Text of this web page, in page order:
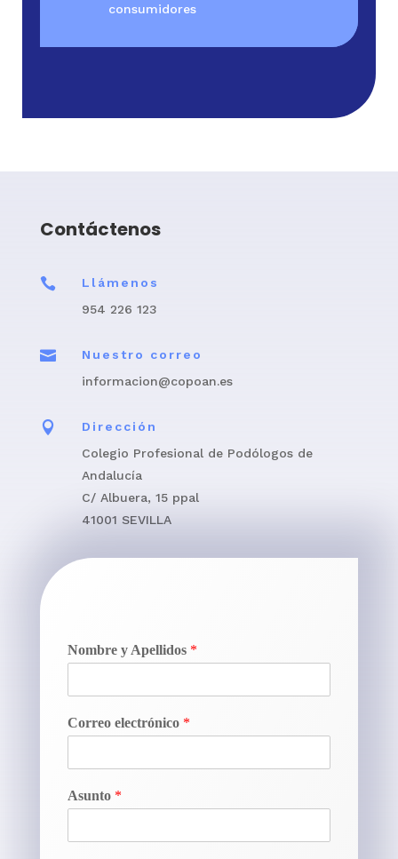
consumidores
Contáctenos

Llámenos
954 226 123

Nuestro correo
informacion@copoan.es

Dirección
Colegio Profesional de Podólogos de
Andalucía
C/ Albuera, 15 ppal
41001 SEVILLA
Nombre y Apellidos *
Correo electrónico *
Asunto *